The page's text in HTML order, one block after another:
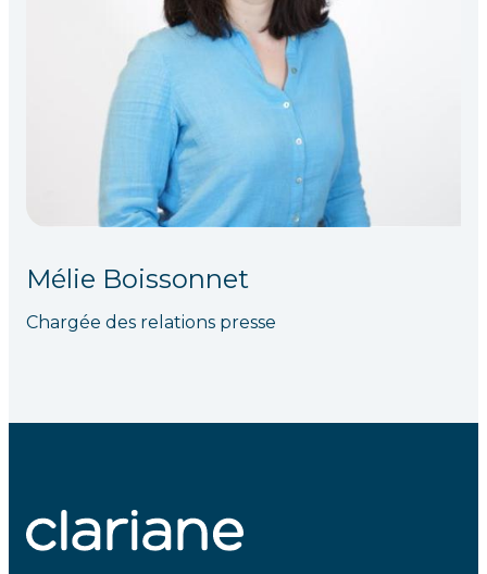
Mélie Boissonnet
Chargée des relations presse